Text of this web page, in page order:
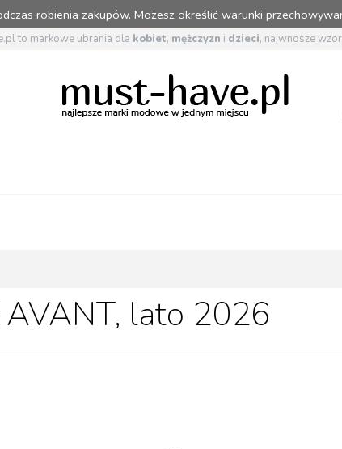
robienia zakupów. Możesz określić warunki
to markowe ubrania dla kobiet, mężczyzn i dzieci, najwnosze
lato 2026